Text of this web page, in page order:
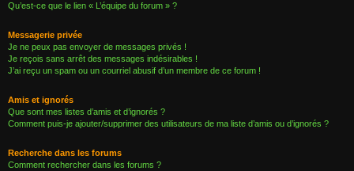
Qu’est-ce que le lien « L’équipe du forum » ?
Messagerie privée
Je ne peux pas envoyer de messages privés !
Je reçois sans arrêt des messages indésirables !
J’ai reçu un spam ou un courriel abusif d’un membre de ce forum !
Amis et ignorés
Que sont mes listes d’amis et d’ignorés ?
Comment puis-je ajouter/supprimer des utilisateurs de ma liste d’amis ou d’ignorés ?
Recherche dans les forums
Comment rechercher dans les forums ?